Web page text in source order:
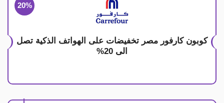
20%
كوبون كارفور مصر تخفيضات على الهواتف الذكية تصل
الى 20%